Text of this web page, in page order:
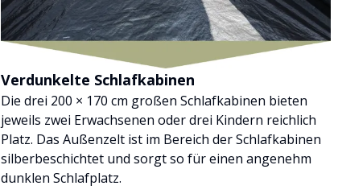
Verdunkelte Schlafkabinen
Die drei 200 × 170 cm großen Schlafkabinen bieten
jeweils zwei Erwachsenen oder drei Kindern reichlich
Platz. Das Außenzelt ist im Bereich der Schlafkabinen
silberbeschichtet und sorgt so für einen angenehm
dunklen Schlafplatz.